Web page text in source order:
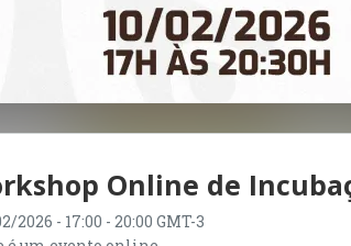
Online de
2026 - 17:00 - 20:00 GMT-3